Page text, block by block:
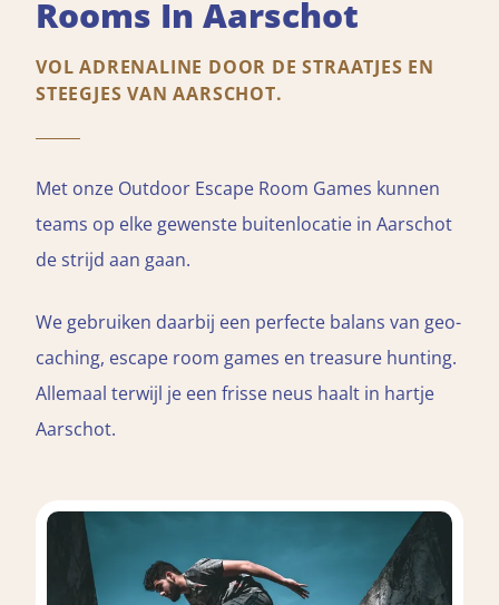
Rooms In Aarschot
VOL ADRENALINE DOOR DE STRAATJES EN
STEEGJES VAN AARSCHOT.
Met onze Outdoor Escape Room Games kunnen
teams op elke gewenste buitenlocatie in Aarschot
de strijd aan gaan.
We gebruiken daarbij een perfecte balans van geo-
caching, escape room games en treasure hunting.
Allemaal terwijl je een frisse neus haalt in hartje
Aarschot.